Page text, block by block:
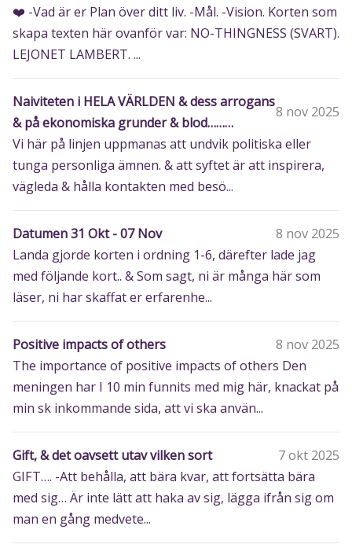
❤️ -Vad är er Plan över ditt liv. -Mål. -Vision. Korten som
skapa texten här ovanför var: NO-THINGNESS (SVART).
LEJONET LAMBERT. ...
Naiviteten i HELA VÄRLDEN & dess arrogans
& på ekonomiska grunder & blod………
8 nov 2025
Vi här på linjen uppmanas att undvik politiska eller
tunga personliga ämnen. & att syftet är att inspirera,
vägleda & hålla kontakten med besö...
Datumen 31 Okt - 07 Nov
8 nov 2025
Landa gjorde korten i ordning 1-6, därefter lade jag
med följande kort.. & Som sagt, ni är många här som
läser, ni har skaffat er erfarenhe...
Positive impacts of others
8 nov 2025
The importance of positive impacts of others Den
meningen har I 10 min funnits med mig här, knackat på
min sk inkommande sida, att vi ska använ...
Gift, & det oavsett utav vilken sort
7 okt 2025
GIFT…. -Att behålla, att bära kvar, att fortsätta bära
med sig… Är inte lätt att haka av sig, lägga ifrån sig om
man en gång medvete...